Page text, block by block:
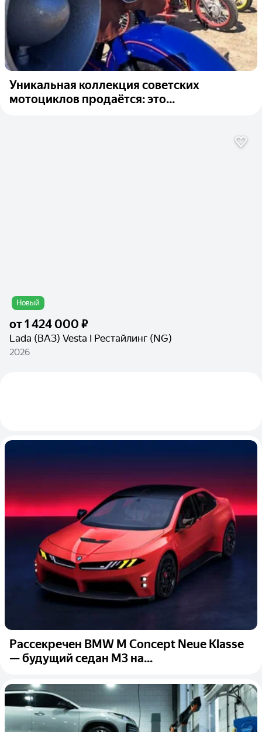
Уникальная коллекция советских
мотоциклов продаётся: это...
Новый
от1 424 000 ₽
Lada (ВАЗ) Vesta I Рестайлинг (NG)
2026
Рассекречен BMW M Concept Neue Klasse
— будущий седан M3 на...